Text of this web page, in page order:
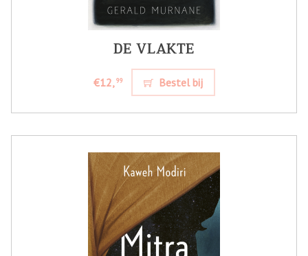
DE VLAKTE
€12,99 Bestel bij